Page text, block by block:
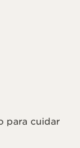
para cuidar